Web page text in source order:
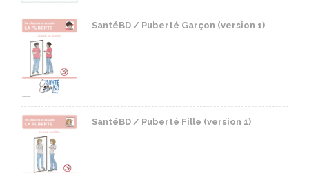
SantéBD / Puberté Garçon (version 1)
SantéBD / Puberté Fille (version 1)